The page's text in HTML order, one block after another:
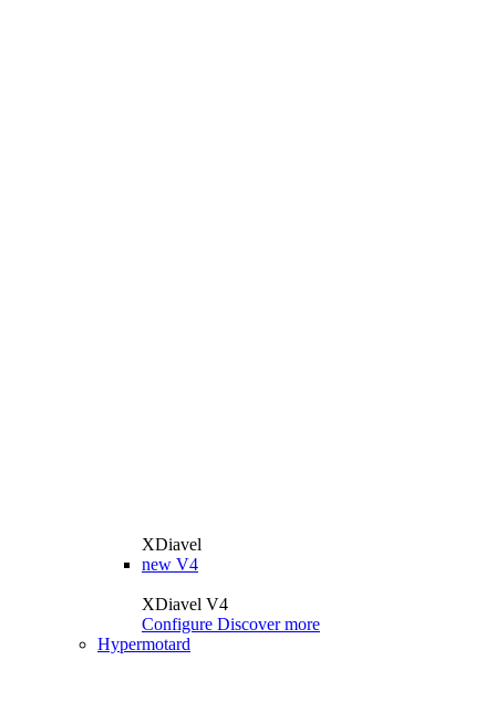
XDiavel
new V4
XDiavel V4
Configure Discover more
Hypermotard